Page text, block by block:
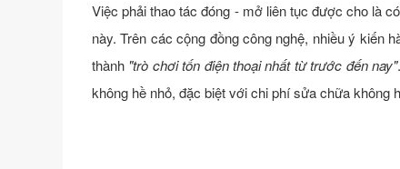
Việc phải thao tác đóng - mở liên tục được cho là
này. Trên các cộng đồng công nghệ, nhiều ý kiến
thành "trò chơi tốn điện thoại nhất từ trước đến nay"
không hề nhỏ, đặc biệt với chi phí sửa chữa không